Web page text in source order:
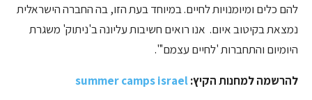
להם כלים ומיומנויות לחיים. במיוחד בעת הזו, בה החברה הישראלית
נמצאת בקיטוב איום. אנו רואים חשיבות עליונה ב'ניתוק' משגרת
היומיום והתחברות 'לחיים עצמם'".
להרשמה למחנות הקיץ:summer camps israel